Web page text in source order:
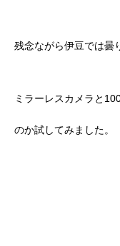
残念ながら伊豆では曇
ミラーレスカメラと
のか試してみました。